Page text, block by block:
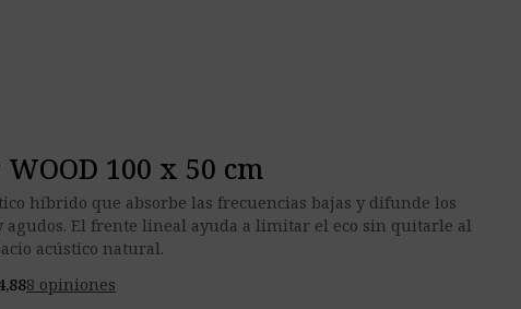
100 x 50 cm
híbrido que absorbe las frecuencias bajas y difunde los
agudos. El frente lineal ayuda a limitar el eco sin quitarle al
acústico natural.
8 opiniones